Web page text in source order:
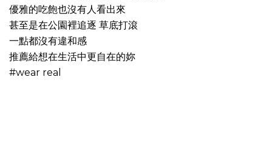
優雅的吃飽也沒有人看出來
甚至是在公園裡追逐 草底打滾
一點都沒有違和感
推薦給想在生活中更自在的妳
#wear real